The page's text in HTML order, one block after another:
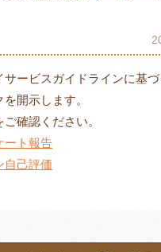
トレキング
サービスガイドラインに基
開示します。
確認ください。
ート報告
自己評価